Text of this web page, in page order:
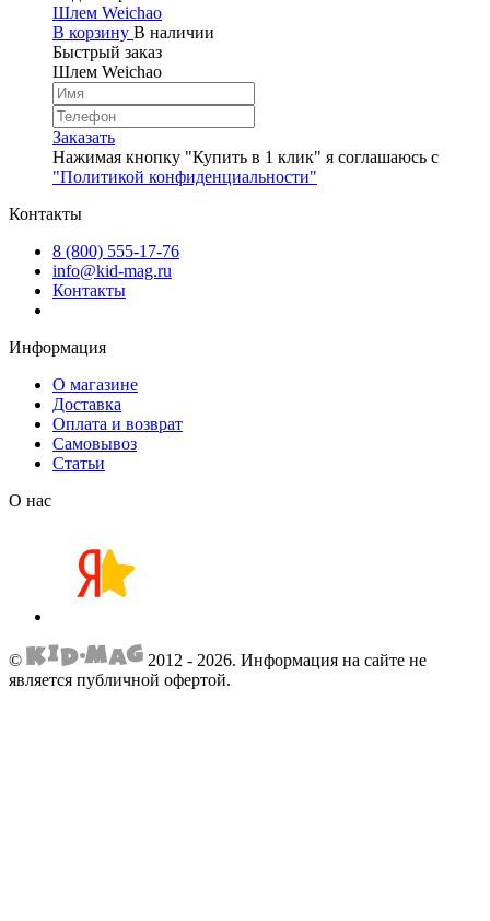
Шлем Weichao
В корзину В наличии
Быстрый заказ
Шлем Weichao
Заказать
Нажимая кнопку "Купить в 1 клик" я соглашаюсь с
"Политикой конфиденциальности"
Контакты
8 (800) 555-17-76
info@kid-mag.ru
Контакты
Информация
О магазине
Доставка
Оплата и возврат
Самовывоз
Статьи
О нас
© 2012 - 2026. Информация на сайте не
является публичной офертой.